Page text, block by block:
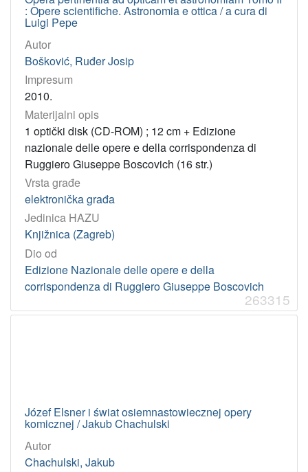
: Opere scientifiche. Astronomia e ottica / a cura di
Luigi Pepe
Autor
Bošković, Ruđer Josip
Impresum
2010.
Materijalni opis
1 optički disk (CD-ROM) ; 12 cm + Edizione
nazionale delle opere e della corrispondenza di
Ruggiero Giuseppe Boscovich (16 str.)
Vrsta građe
elektronička građa
Jedinica HAZU
Knjižnica (Zagreb)
Dio od
Edizione Nazionale delle opere e della
corrispondenza di Ruggiero Giuseppe Boscovich
263315
Józef Elsner i świat osiemnastowiecznej opery
komicznej / Jakub Chachulski
Autor
Chachulski, Jakub